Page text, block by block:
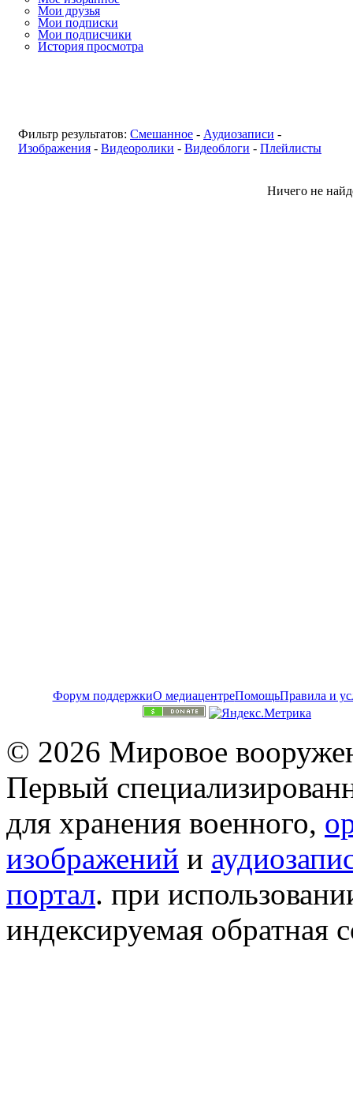
Мои друзья
Мои подписки
Мои подписчики
История просмотра
Фильтр результатов: Смешанное - Аудиозаписи -
Изображения - Видеоролики - Видеоблоги - Плейлисты
Ничего не
Форум поддержкиО медиацентреПомощьПравила и
© 2026 Мировое
Первый
для хранения военного,
изображений и
портал. при
индексируемая обратная